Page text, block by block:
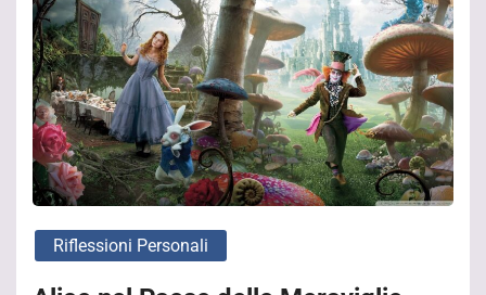
Riflessioni Personali